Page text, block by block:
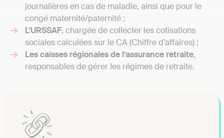
journalières en cas de maladie, ainsi que pour le
congé maternité/paternité ;
L’URSSAF, chargée de collecter les cotisations
sociales calculées sur le CA (Chiffre d’affaires) ;
Les caisses régionales de l’assurance retraite,
responsables de gérer les régimes de retraite.